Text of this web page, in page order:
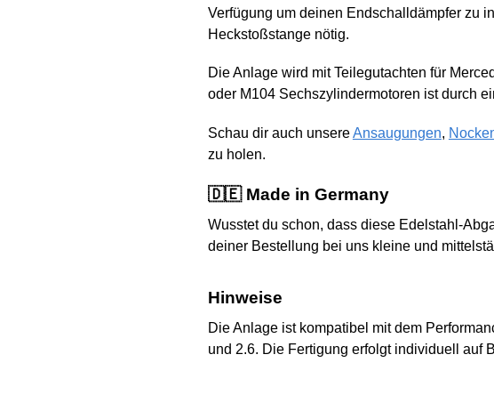
Verfügung um deinen Endschalldämpfer zu
Heckstoßstange nötig.
Die Anlage wird mit Teilegutachten für
oder M104 Sechszylindermotoren ist durch
Schau dir auch unsereAnsaugungen,
zu holen.
🇩🇪 Made in Germany
Wusstet du schon, dass diese Edelstahl-
deiner Bestellung bei uns kleine und
Hinweise
Die Anlage ist kompatibel mit dem
und 2.6. Die Fertigung erfolgt individuell auf